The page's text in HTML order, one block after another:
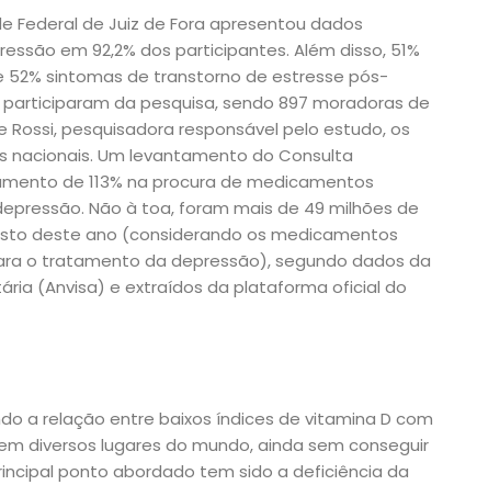
Federal de Juiz de Fora apresentou dados
em 92,2% dos participantes. Além disso, 51%
sintomas de transtorno de estresse pós-
da pesquisa, sendo 897 moradoras de
Rossi, pesquisadora responsável pelo estudo, os
nacionais. Um levantamento do Consulta
de 113% na procura de medicamentos
Não à toa, foram mais de 49 milhões de
deste ano (considerando os medicamentos
o tratamento da depressão), segundo dados da
(Anvisa) e extraídos da plataforma oficial do
a relação entre baixos índices de vitamina D com
diversos lugares do mundo, ainda sem conseguir
ponto abordado tem sido a deficiência da